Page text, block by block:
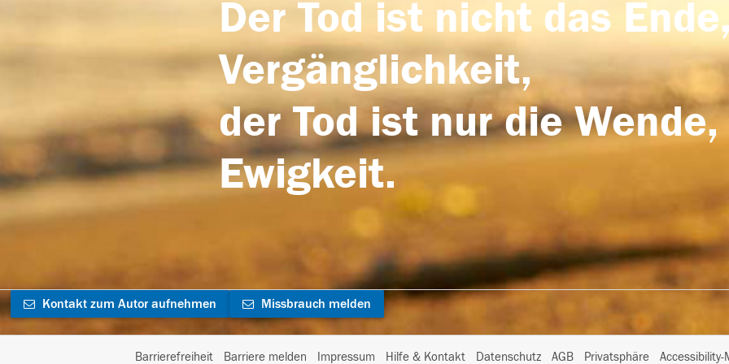
Der Tod ist nicht das
Vergänglichkeit,
der Tod ist nur die
Ewigkeit.
Kontakt zum Autor aufnehmen Missbrauch melden
Barrierefreiheit Barriere melden Impressum Hilfe & Kontakt Datenschutz AGB Privatsphäre I